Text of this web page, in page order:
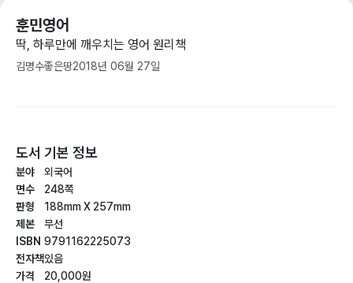
훈민영어
딱, 하루만에 깨우치는 영어 원리책
김명수좋은땅2018년 06월 27일
도서 기본 정보
분야
면수
판형
제본
ISBN
전자책
가격
외국어
248쪽
188mm X 257mm
무선
9791162225073
있음
20,000원